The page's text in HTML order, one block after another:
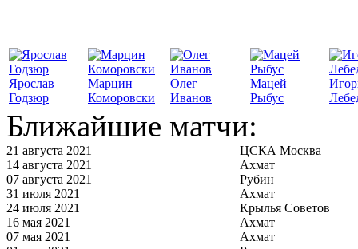
Ярослав
Годзюр
Марцин
Коморовски
Олег
Иванов
Мацей
Рыбус
Ближайшие матчи:
21 августа 2021
ЦСКА Москва
14 августа 2021
Ахмат
07 августа 2021
Рубин
31 июля 2021
Ахмат
24 июля 2021
Крылья Советов
16 мая 2021
Ахмат
07 мая 2021
Ахмат